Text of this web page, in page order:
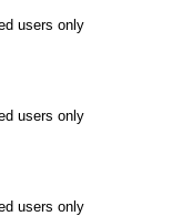
users only
users only
users only